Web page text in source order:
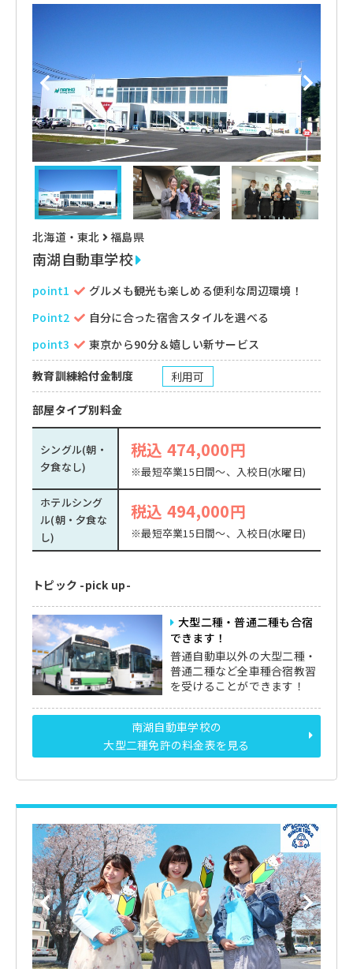
北海道・東北 福島県
南湖自動車学校
point1
グルメも観光も楽しめる便利な周辺環境！
Point2
自分に合った宿舎スタイルを選べる
point3
東京から90分＆嬉しい新サービス
教育訓練給付金制度
利用可
部屋タイプ別料金
シングル(朝・
夕食なし)
税込 474,000円
※最短卒業15日間～、入校日(水曜日)
ホテルシング
ル(朝・夕食な
し)
税込 494,000円
※最短卒業15日間～、入校日(水曜日)
トピック -pick up-
大型二種・普通二種も合宿
できます！
普通自動車以外の大型二種・
普通二種など全車種合宿教習
を受けることができます！
南湖自動車学校の
大型二種免許の料金表を見る